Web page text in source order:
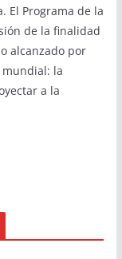
El Programa de la
de la finalidad
alcanzado por
la
a la